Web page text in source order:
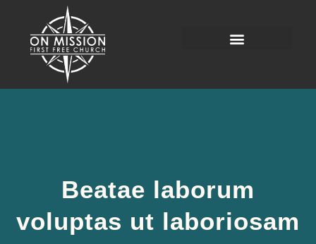
Beatae laborum
voluptas ut laboriosam